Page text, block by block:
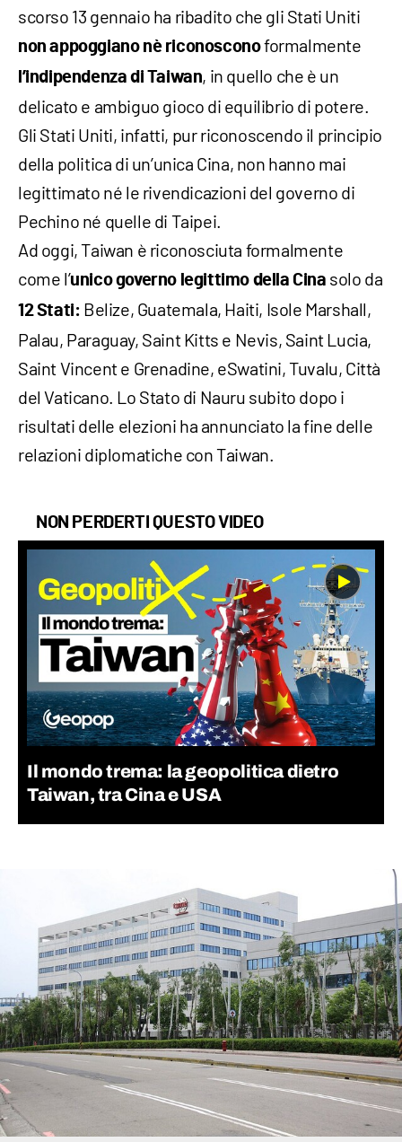
scorso 13 gennaio ha ribadito che gli Stati Uniti
non appoggiano nè riconosconoformalmente
l’indipendenza di Taiwan, in quello che è un
delicato e ambiguo gioco di equilibrio di potere.
Gli Stati Uniti, infatti, pur riconoscendo il principio
della politica di un’unica Cina, non hanno mai
legittimato né le rivendicazioni del governo di
Pechino né quelle di Taipei.
Ad oggi, Taiwan è riconosciuta formalmente
come l’unico governo legittimo della Cina solo da
12 Stati: Belize, Guatemala, Haiti, Isole Marshall,
Palau, Paraguay, Saint Kitts e Nevis, Saint Lucia,
Saint Vincent e Grenadine, eSwatini, Tuvalu, Città
del Vaticano. Lo Stato di Nauru subito dopo i
risultati delle elezioni ha annunciato la fine delle
relazioni diplomatiche con Taiwan.
NON PERDERTI QUESTO VIDEO
Il mondo trema: la geopolitica dietro
Taiwan, tra Cina e USA